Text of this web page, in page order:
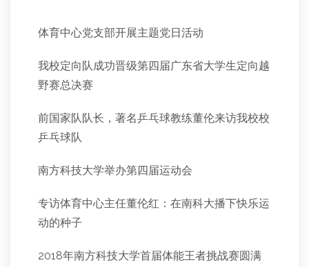
体育中心党支部开展主题党日活动
我校定向队成功晋级第四届广东省大学生定向越
野赛总决赛
前国家队队长，著名乒乓球教练董伦来访我校校
乒乓球队
南方科技大学举办第四届运动会
专访体育中心主任董伦红：在南科大播下快乐运
动的种子
2018年南方科技大学首届体能王者挑战赛圆满